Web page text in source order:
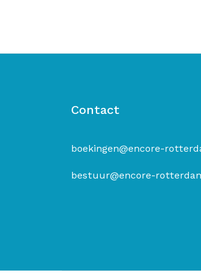
Contact
boekingen@encore-
bestuur@encore-